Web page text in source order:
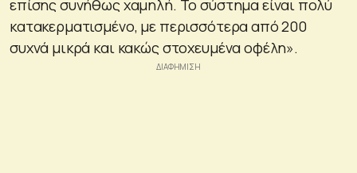
επίσης συνήθως χαμηλή. Το σύστημα είναι πολύ
κατακερματισμένο, με περισσότερα από 200
συχνά μικρά και κακώς στοχευμένα οφέλη».